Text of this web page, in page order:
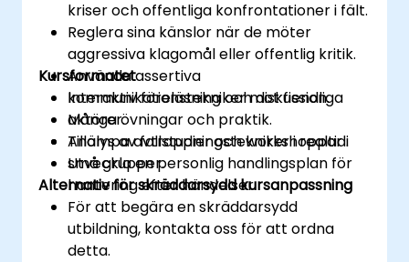
kriser och offentliga konfrontationer i fält.
Reglera sina känslor när de möter
aggressiva klagomål eller offentlig kritik.
Använda assertiva
kommunikationstekniker mot fiendliga
aktörer.
Tillämpa avtrappningstekniker i realtid.
Utveckla en personlig handlingsplan för
hantering efter händelser.
Kursformatet
Interaktiv föreläsning och diskussion.
Många övningar och praktik.
Analys av fallstudier och workshoppar i
små grupper.
Alternativ för skräddarsydd kursanpassning
För att begära en skräddarsydd
utbildning, kontakta oss för att ordna
detta.